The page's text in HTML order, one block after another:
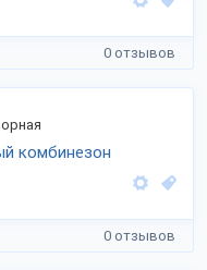
0 отзывов
комбинезон
0 отзывов